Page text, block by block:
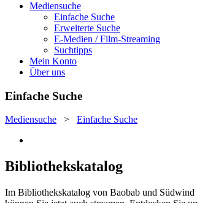
Mediensuche
Einfache Suche
Erweiterte Suche
E-Medien / Film-Streaming
Suchtipps
Mein Konto
Über uns
Einfache Suche
Mediensuche > Einfache Suche
Bibliothekskatalog
Im Bibliothekskatalog von Baobab und